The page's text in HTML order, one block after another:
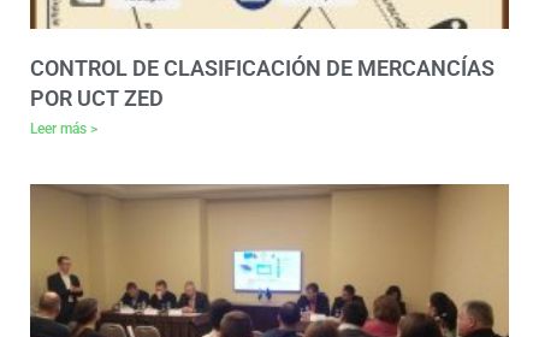
CONTROL DE CLASIFICACIÓN DE MERCANCÍAS
POR UCT ZED
Leer más >